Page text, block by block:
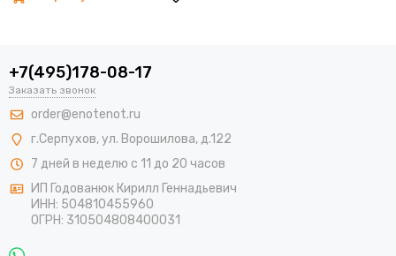
+7(495)178-08-17
Заказать звонок
order@enotenot.ru
г.Серпухов, ул. Ворошилова, д.122
7 дней в неделю с 11 до 20 часов
ИП Годованюк Кирилл Геннадьевич
ИНН: 504810455960
ОГРН: 310504808400031